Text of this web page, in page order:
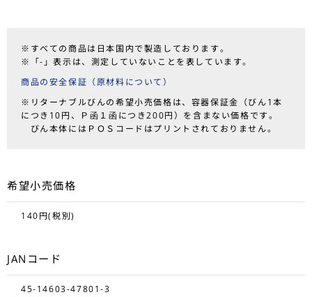
※すべての商品は日本国内で製造しております。
※「-」表示は、測定していないことを表しています。
商品の安全保証（原材料について）
※リターナブルびんの希望小売価格は、容器保証金（びん1本
につき10円、Ｐ函１函につき200円）を含まない価格です。
びん本体にはＰＯＳコードはプリントされておりません。
希望小売価格
140円(税別)
JANコード
45-14603-47801-3